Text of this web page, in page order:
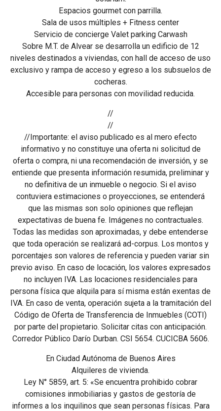
Espacios gourmet con parrilla.
Sala de usos múltiples + Fitness center
Servicio de concierge Valet parking Carwash
Sobre M.T. de Alvear se desarrolla un edificio de 12
niveles destinados a viviendas, con hall de acceso de uso
exclusivo y rampa de acceso y egreso a los subsuelos de
cocheras.
Accesible para personas con movilidad reducida.
//
//
//Importante: el aviso publicado es al mero efecto
informativo y no constituye una oferta ni solicitud de
oferta o compra, ni una recomendación de inversión, y se
entiende que presenta información resumida, preliminar y
no definitiva de un inmueble o negocio. Si el aviso
contuviera estimaciones o proyecciones, se entenderá
que las mismas son solo opiniones que reflejan
expectativas de buena fe. Imágenes no contractuales.
Todas las medidas son aproximadas, y debe entenderse
que toda operación se realizará ad-corpus. Los montos y
porcentajes son valores de referencia y pueden variar sin
previo aviso. En caso de locación, los valores expresados
no incluyen IVA. Las locaciones residenciales para
persona física que alquila para sí misma están exentas de
IVA. En caso de venta, operación sujeta a la tramitación del
Código de Oferta de Transferencia de Inmuebles (COTI)
por parte del propietario. Solicitar citas con anticipación.
Corredor Público Darío Durban. CSI 5654. CUCICBA 5606.
En Ciudad Autónoma de Buenos Aires
Alquileres de vivienda.
Ley N° 5859, art. 5: «Se encuentra prohibido cobrar
comisiones inmobiliarias y gastos de gestoría de
informes a los inquilinos que sean personas físicas. Para